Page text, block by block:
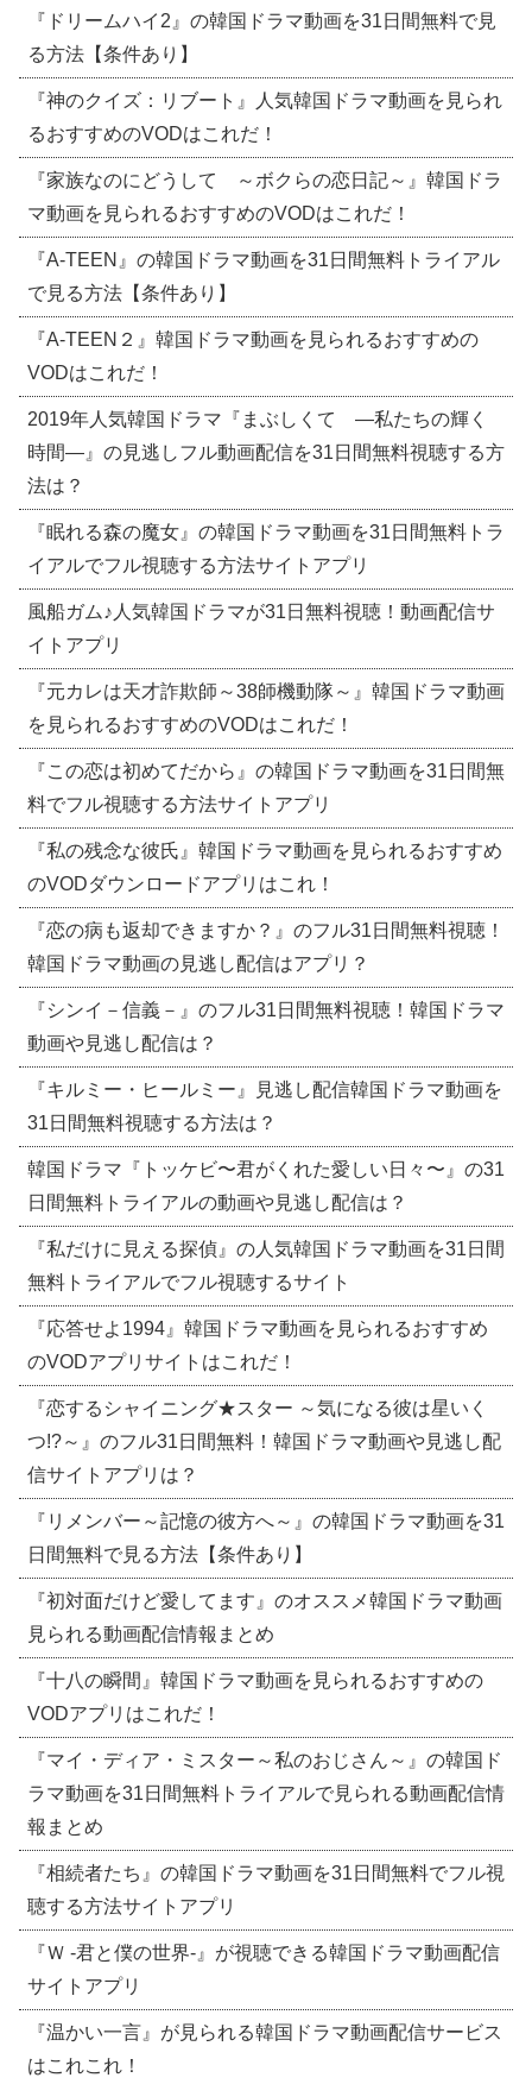
『ドリームハイ2』の韓国ドラマ動画を31日間無料で見
る方法【条件あり】
『神のクイズ：リブート』人気韓国ドラマ動画を見られ
るおすすめのVODはこれだ！
『家族なのにどうして ～ボクらの恋日記～』韓国ドラ
マ動画を見られるおすすめのVODはこれだ！
『A-TEEN』の韓国ドラマ動画を31日間無料トライアル
で見る方法【条件あり】
『A-TEEN２』韓国ドラマ動画を見られるおすすめの
VODはこれだ！
2019年人気韓国ドラマ『まぶしくて ―私たちの輝く
時間―』の見逃しフル動画配信を31日間無料視聴する方
法は？
『眠れる森の魔女』の韓国ドラマ動画を31日間無料トラ
イアルでフル視聴する方法サイトアプリ
風船ガム♪人気韓国ドラマが31日無料視聴！動画配信サ
イトアプリ
『元カレは天才詐欺師～38師機動隊～』韓国ドラマ動画
を見られるおすすめのVODはこれだ！
『この恋は初めてだから』の韓国ドラマ動画を31日間無
料でフル視聴する方法サイトアプリ
『私の残念な彼氏』韓国ドラマ動画を見られるおすすめ
のVODダウンロードアプリはこれ！
『恋の病も返却できますか？』のフル31日間無料視聴！
韓国ドラマ動画の見逃し配信はアプリ？
『シンイ－信義－』のフル31日間無料視聴！韓国ドラマ
動画や見逃し配信は？
『キルミー・ヒールミー』見逃し配信韓国ドラマ動画を
31日間無料視聴する方法は？
韓国ドラマ『トッケビ〜君がくれた愛しい日々〜』の31
日間無料トライアルの動画や見逃し配信は？
『私だけに見える探偵』の人気韓国ドラマ動画を31日間
無料トライアルでフル視聴するサイト
『応答せよ1994』韓国ドラマ動画を見られるおすすめ
のVODアプリサイトはこれだ！
『恋するシャイニング★スター ～気になる彼は星いく
つ!?～』のフル31日間無料！韓国ドラマ動画や見逃し配
信サイトアプリは？
『リメンバー～記憶の彼方へ～』の韓国ドラマ動画を31
日間無料で見る方法【条件あり】
『初対面だけど愛してます』のオススメ韓国ドラマ動画
見られる動画配信情報まとめ
『十八の瞬間』韓国ドラマ動画を見られるおすすめの
VODアプリはこれだ！
『マイ・ディア・ミスター～私のおじさん～』の韓国ド
ラマ動画を31日間無料トライアルで見られる動画配信情
報まとめ
『相続者たち』の韓国ドラマ動画を31日間無料でフル視
聴する方法サイトアプリ
『Ｗ -君と僕の世界-』が視聴できる韓国ドラマ動画配信
サイトアプリ
『温かい一言』が見られる韓国ドラマ動画配信サービス
はこれこれ！